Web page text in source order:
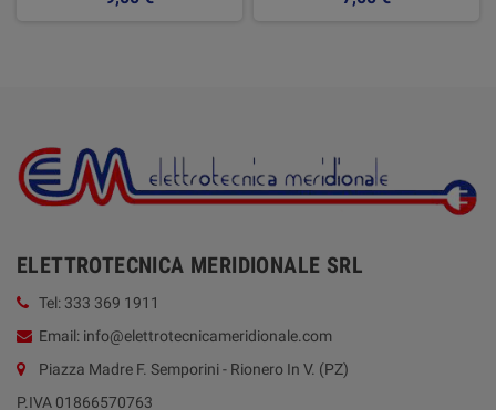
ELETTROTECNICA MERIDIONALE SRL
Tel: 333 369 1911
Email: info@elettrotecnicameridionale.com
Piazza Madre F. Semporini - Rionero In V. (PZ)
P.IVA 01866570763